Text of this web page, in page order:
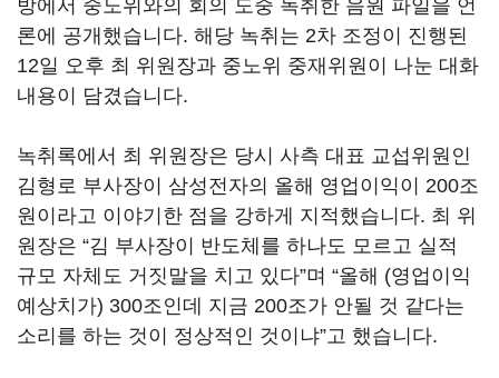
방에서 중노위와의 회의 도중 녹취한 음원 파일을 언
론에 공개했습니다. 해당 녹취는 2차 조정이 진행된
12일 오후 최 위원장과 중노위 중재위원이 나눈 대화
내용이 담겼습니다.
녹취록에서 최 위원장은 당시 사측 대표 교섭위원인
김형로 부사장이 삼성전자의 올해 영업이익이 200조
원이라고 이야기한 점을 강하게 지적했습니다. 최 위
원장은 “김 부사장이 반도체를 하나도 모르고 실적
규모 자체도 거짓말을 치고 있다”며 “올해 (영업이익
예상치가) 300조인데 지금 200조가 안될 것 같다는
소리를 하는 것이 정상적인 것이냐”고 했습니다.